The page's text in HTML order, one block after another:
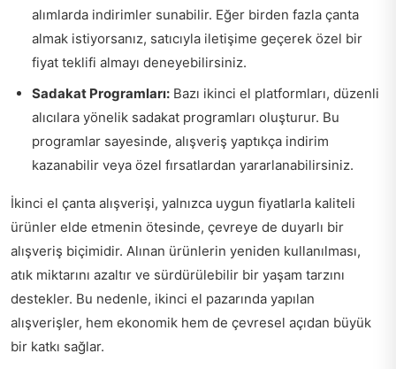
alımlarda indirimler sunabilir. Eğer birden fazla çanta
almak istiyorsanız, satıcıyla iletişime geçerek özel bir
fiyat teklifi almayı deneyebilirsiniz.
Sadakat Programları: Bazı ikinci el platformları, düzenli
alıcılara yönelik sadakat programları oluşturur. Bu
programlar sayesinde, alışveriş yaptıkça indirim
kazanabilir veya özel fırsatlardan yararlanabilirsiniz.
İkinci el çanta alışverişi, yalnızca uygun fiyatlarla kaliteli
ürünler elde etmenin ötesinde, çevreye de duyarlı bir
alışveriş biçimidir. Alınan ürünlerin yeniden kullanılması,
atık miktarını azaltır ve sürdürülebilir bir yaşam tarzını
destekler. Bu nedenle, ikinci el pazarında yapılan
alışverişler, hem ekonomik hem de çevresel açıdan büyük
bir katkı sağlar.